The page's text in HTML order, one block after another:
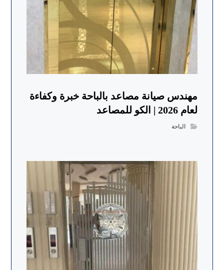
مهندس صيانة مصاعد بالباحة خبرة وكفاءة
لعام 2026 | الكو للمصاعد
الباحة